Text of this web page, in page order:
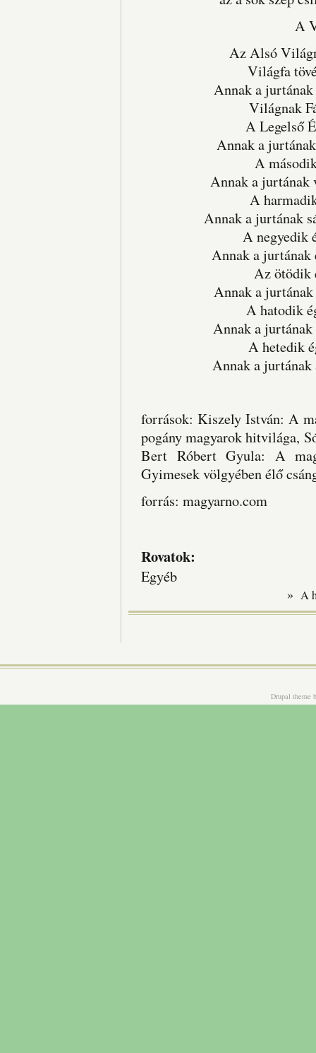
A
Az Alsó
Világfa
Annak a
Világnak
A Legelső
Annak a
A
Annak a jurtának
A
Annak a jurtának
A negyedik
Annak a jurtának
Az ötödik
Annak a jurtának
A hatodik
Annak a jurtának
A hetedik
Annak a jurtának
források: Kiszely István: A
pogány magyarok hitvilága,
Bert Róbert Gyula: A
Gyimesek völgyében élő
forrás: magyarno.com
Rovatok:
Egyéb
» A
Drupal theme